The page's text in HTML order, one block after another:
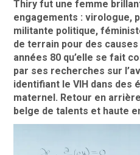
Thiry fut une femme
engagements : virologue,
militante politique,
de terrain pour des causes
années 80 qu’elle se fait
par ses recherches sur
identifiant le VIH dans des
maternel. Retour en
belge de talents et haute